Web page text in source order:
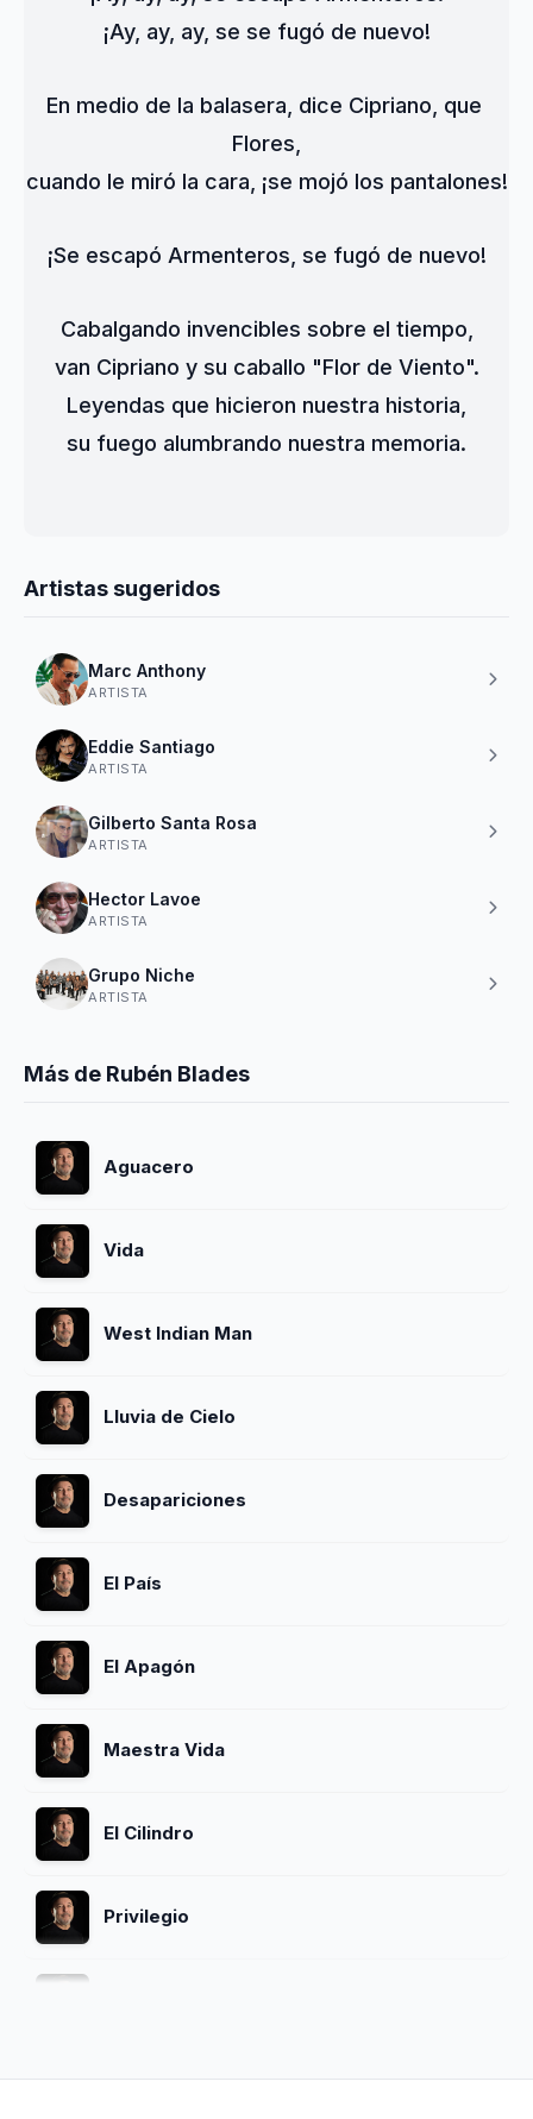
¡Ay, ay, ay, se se fugó de nuevo!
En medio de la balasera, dice Cipriano, que
Flores,
cuando le miró la cara, ¡se mojó los pantalones!
¡Se escapó Armenteros, se fugó de nuevo!
Cabalgando invencibles sobre el tiempo,
van Cipriano y su caballo "Flor de Viento".
Leyendas que hicieron nuestra historia,
su fuego alumbrando nuestra memoria.
Artistas sugeridos
Marc Anthony
ARTISTA
Eddie Santiago
ARTISTA
Gilberto Santa Rosa
ARTISTA
Hector Lavoe
ARTISTA
Grupo Niche
ARTISTA
Más de Rubén Blades
Aguacero
Vida
West Indian Man
Lluvia de Cielo
Desapariciones
El País
El Apagón
Maestra Vida
El Cilindro
Privilegio
El Cazangero